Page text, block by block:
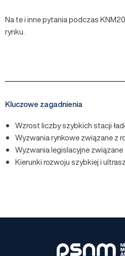
Na te i inne pytania podczas
rynku.
Kluczowe zagadnienia
Wzrost liczby szybkich stacji
Wyzwania rynkowe związane z
Wyzwania legislacyjne
Kierunki rozwoju szybkiej i